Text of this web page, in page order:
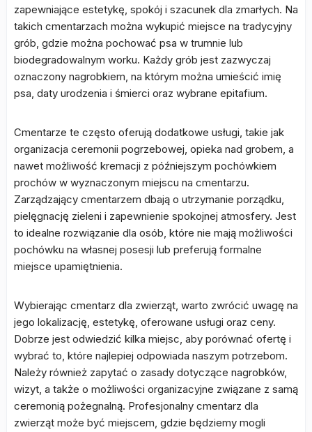
zapewniające estetykę, spokój i szacunek dla zmarłych. Na
takich cmentarzach można wykupić miejsce na tradycyjny
grób, gdzie można pochować psa w trumnie lub
biodegradowalnym worku. Każdy grób jest zazwyczaj
oznaczony nagrobkiem, na którym można umieścić imię
psa, daty urodzenia i śmierci oraz wybrane epitafium.
Cmentarze te często oferują dodatkowe usługi, takie jak
organizacja ceremonii pogrzebowej, opieka nad grobem, a
nawet możliwość kremacji z późniejszym pochówkiem
prochów w wyznaczonym miejscu na cmentarzu.
Zarządzający cmentarzem dbają o utrzymanie porządku,
pielęgnację zieleni i zapewnienie spokojnej atmosfery. Jest
to idealne rozwiązanie dla osób, które nie mają możliwości
pochówku na własnej posesji lub preferują formalne
miejsce upamiętnienia.
Wybierając cmentarz dla zwierząt, warto zwrócić uwagę na
jego lokalizację, estetykę, oferowane usługi oraz ceny.
Dobrze jest odwiedzić kilka miejsc, aby porównać ofertę i
wybrać to, które najlepiej odpowiada naszym potrzebom.
Należy również zapytać o zasady dotyczące nagrobków,
wizyt, a także o możliwości organizacyjne związane z samą
ceremonią pożegnalną. Profesjonalny cmentarz dla
zwierząt może być miejscem, gdzie będziemy mogli